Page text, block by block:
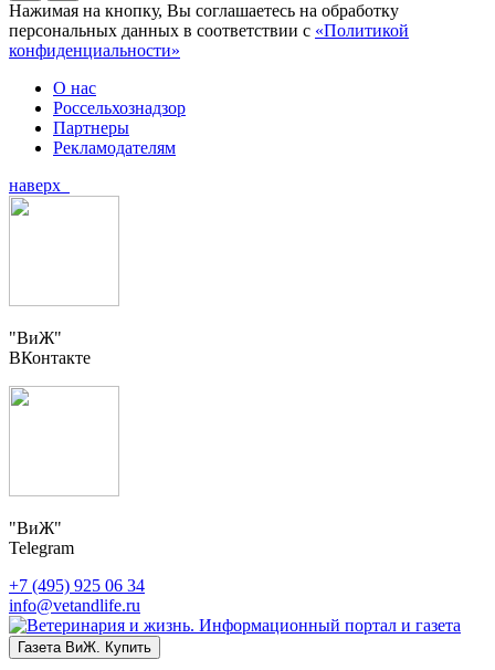
Нажимая на кнопку, Вы соглашаетесь на обработку
персональных данных в соответствии с «Политикой
конфиденциальности»
О нас
Россельхознадзор
Партнеры
Рекламодателям
наверх
"ВиЖ"
ВКонтакте
"ВиЖ"
Telegram
+7 (495) 925 06 34
info@vetandlife.ru
Газета ВиЖ. Купить